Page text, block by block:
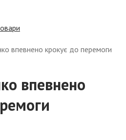
впевнено крокує до перемоги
впевнено